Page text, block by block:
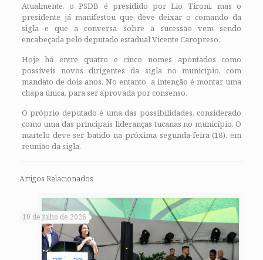
Atualmente, o PSDB é presidido por Lio Tironi, mas o
presidente já manifestou que deve deixar o comando da
sigla e que a conversa sobre a sucessão vem sendo
encabeçada pelo deputado estadual Vicente Caropreso.
Hoje há entre quatro e cinco nomes apontados como
possíveis novos dirigentes da sigla no município, com
mandato de dois anos. No entanto, a intenção é montar uma
chapa única, para ser aprovada por consenso.
O próprio deputado é uma das possibilidades, considerado
como uma das principais lideranças tucanas no município. O
martelo deve ser batido na próxima segunda-feira (18), em
reunião da sigla.
Artigos Relacionados
10 de julho de 2026